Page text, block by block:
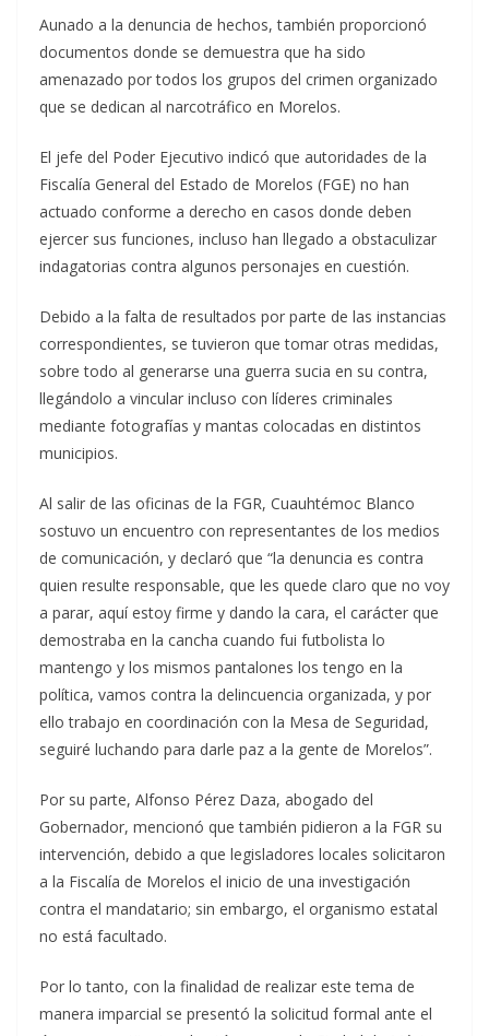
Aunado a la denuncia de hechos, también proporcionó
documentos donde se demuestra que ha sido
amenazado por todos los grupos del crimen organizado
que se dedican al narcotráfico en Morelos.
El jefe del Poder Ejecutivo indicó que autoridades de la
Fiscalía General del Estado de Morelos (FGE) no han
actuado conforme a derecho en casos donde deben
ejercer sus funciones, incluso han llegado a obstaculizar
indagatorias contra algunos personajes en cuestión.
Debido a la falta de resultados por parte de las instancias
correspondientes, se tuvieron que tomar otras medidas,
sobre todo al generarse una guerra sucia en su contra,
llegándolo a vincular incluso con líderes criminales
mediante fotografías y mantas colocadas en distintos
municipios.
Al salir de las oficinas de la FGR, Cuauhtémoc Blanco
sostuvo un encuentro con representantes de los medios
de comunicación, y declaró que “la denuncia es contra
quien resulte responsable, que les quede claro que no voy
a parar, aquí estoy firme y dando la cara, el carácter que
demostraba en la cancha cuando fui futbolista lo
mantengo y los mismos pantalones los tengo en la
política, vamos contra la delincuencia organizada, y por
ello trabajo en coordinación con la Mesa de Seguridad,
seguiré luchando para darle paz a la gente de Morelos”.
Por su parte, Alfonso Pérez Daza, abogado del
Gobernador, mencionó que también pidieron a la FGR su
intervención, debido a que legisladores locales solicitaron
a la Fiscalía de Morelos el inicio de una investigación
contra el mandatario; sin embargo, el organismo estatal
no está facultado.
Por lo tanto, con la finalidad de realizar este tema de
manera imparcial se presentó la solicitud formal ante el